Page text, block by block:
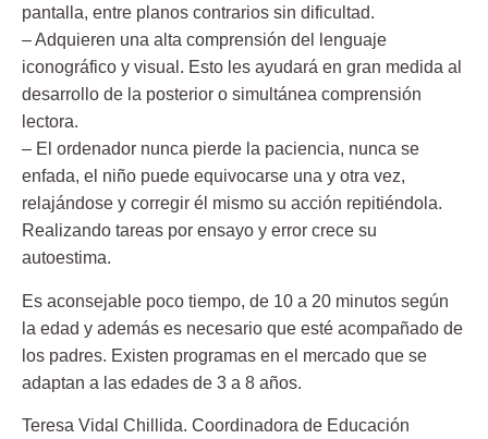
pantalla, entre planos contrarios sin dificultad.
– Adquieren una alta comprensión del lenguaje
iconográfico y visual. Esto les ayudará en gran medida al
desarrollo de la posterior o simultánea comprensión
lectora.
– El ordenador nunca pierde la paciencia, nunca se
enfada, el niño puede equivocarse una y otra vez,
relajándose y corregir él mismo su acción repitiéndola.
Realizando tareas por ensayo y error crece su
autoestima.
Es aconsejable poco tiempo, de 10 a 20 minutos según
la edad y además es necesario que esté acompañado de
los padres. Existen programas en el mercado que se
adaptan a las edades de 3 a 8 años.
Teresa Vidal Chillida. Coordinadora de Educación